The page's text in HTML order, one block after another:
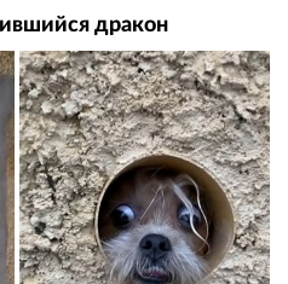
дракон